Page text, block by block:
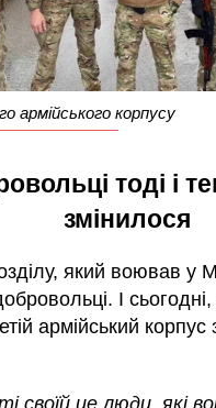
армійського корпусу
тоді і
змінилося
який воював у
І
армійський корпус
своїй це люди, які